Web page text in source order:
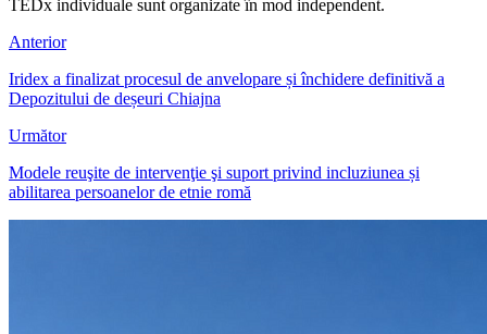
Anterior
Iridex a finalizat procesul de anvelopare și închidere definitivă a
Următor
Modele reuşite de intervenţie şi suport privind incluziunea și